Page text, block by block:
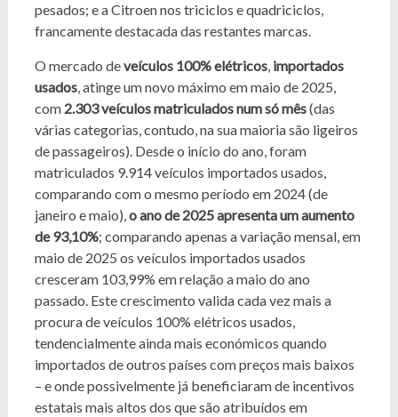
pesados; e a Citroen nos triciclos e quadriciclos,
francamente destacada das restantes marcas.
O mercado deveículos 100% elétricos, importados
usados, atinge um novo máximo em maio de 2025,
com 2.303 veículos matriculados num só mês(das
várias categorias, contudo, na sua maioria são ligeiros
de passageiros). Desde o início do ano, foram
matriculados 9.914 veículos importados usados,
comparando com o mesmo período em 2024 (de
janeiro e maio),o ano de 2025 apresenta um aumento
de 93,10%; comparando apenas a variação mensal, em
maio de 2025 os veículos importados usados
cresceram 103,99% em relação a maio do ano
passado. Este crescimento valida cada vez mais a
procura de veículos 100% elétricos usados,
tendencialmente ainda mais económicos quando
importados de outros países com preços mais baixos
– e onde possivelmente já beneficiaram de incentivos
estatais mais altos dos que são atribuídos em